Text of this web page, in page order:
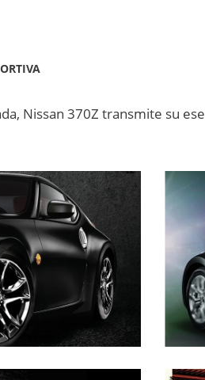
Nissan 370Z transmite su